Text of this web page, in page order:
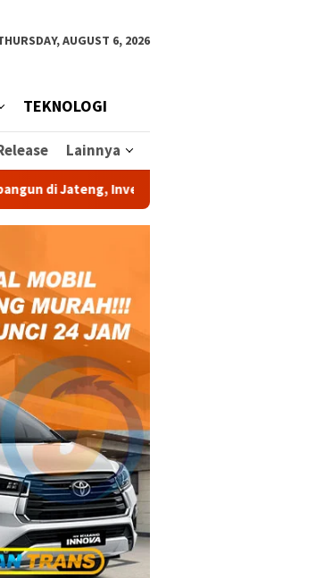
AUGUST 6, 2026
TEKNOLOGI
Lainnya
Investasi Rp 1,2 Triliun Dongkrak